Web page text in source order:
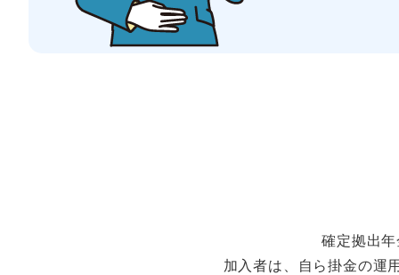
確定拠出
加入者は、自ら掛金の運